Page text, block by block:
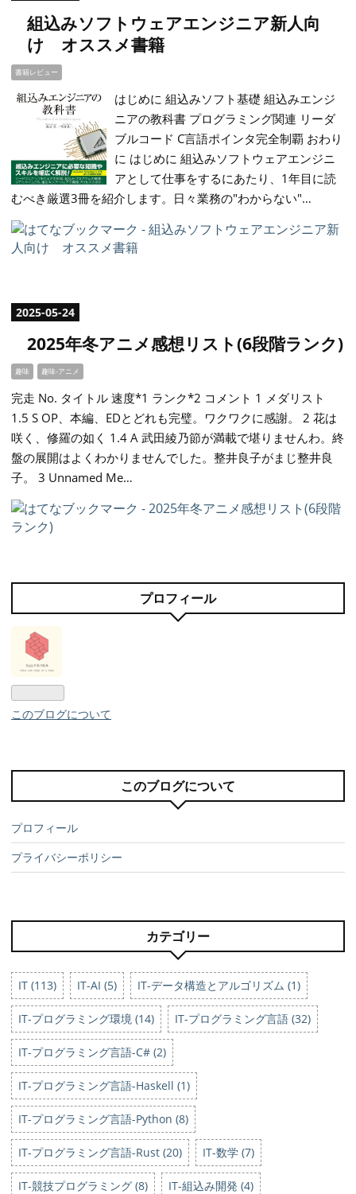
組込みソフトウェアエンジニア新人向
け オススメ書籍
書籍レビュー
はじめに 組込みソフト基礎 組込みエンジ
ニアの教科書 プログラミング関連 リーダ
ブルコード C言語ポインタ完全制覇 おわり
に はじめに 組込みソフトウェアエンジニ
アとして仕事をするにあたり、1年目に読
むべき厳選3冊を紹介します。日々業務の"わからない"…
2025-05-24
2025年冬アニメ感想リスト(6段階ランク)
趣味 趣味-アニメ
完走 No. タイトル 速度*1 ランク*2 コメント 1 メダリスト
1.5 S OP、本編、EDとどれも完璧。ワクワクに感謝。 2 花は
咲く、修羅の如く 1.4 A 武田綾乃節が満載で堪りませんわ。終
盤の展開はよくわかりませんでした。整井良子がまじ整井良
子。 3 Unnamed Me…
プロフィール
このブログについて
このブログについて
プロフィール
プライバシーポリシー
カテゴリー
IT (113) IT-AI (5) IT-データ構造とアルゴリズム (1)
IT-プログラミング環境 (14) IT-プログラミング言語 (32)
IT-プログラミング言語-C# (2)
IT-プログラミング言語-Haskell (1)
IT-プログラミング言語-Python (8)
IT-プログラミング言語-Rust (20) IT-数学 (7)
IT-競技プログラミング (8) IT-組込み開発 (4)